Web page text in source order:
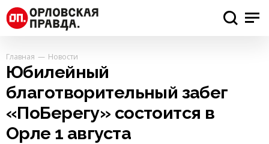
Главная Новости
Юбилейный
благотворительный забег
«ПоБерегу» состоится в
Орле 1 августа